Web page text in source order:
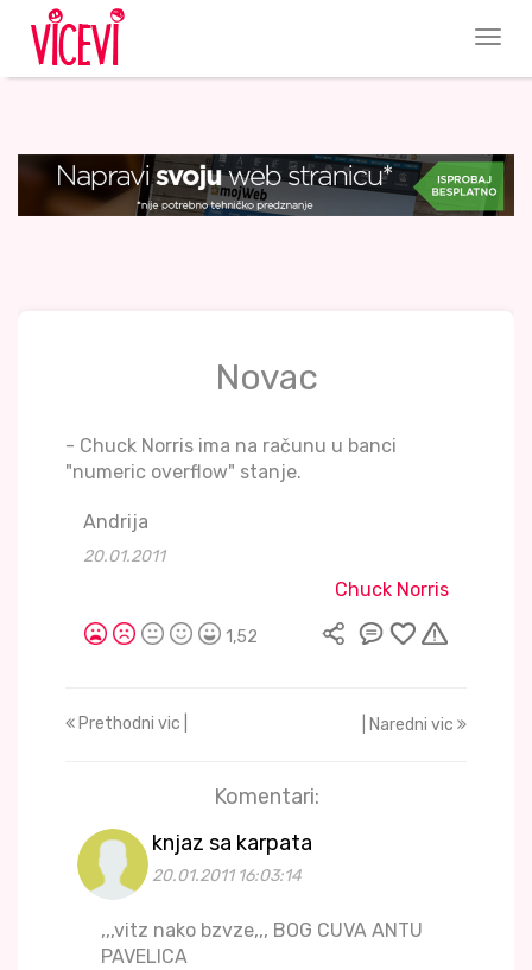
Novac
- Chuck Norris ima na računu u banci
"numeric overflow" stanje.
Andrija
20.01.2011
Chuck Norris
1,52
Prethodni vic | | Naredni vic
Komentari:
knjaz sa karpata
20.01.2011 16:03:14
,,,vitz nako bzvze,,, BOG CUVA ANTU
PAVELICA